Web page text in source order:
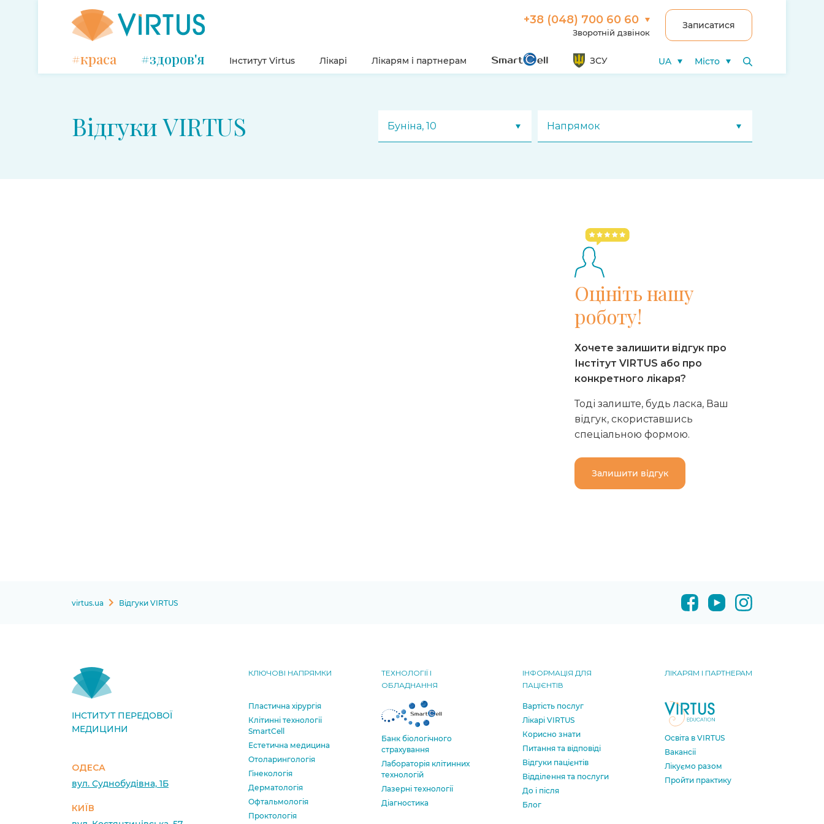
+38 (048) 700 60 60
Зворотній дзвінок
Записатися
#краса #здоров'я Інститут Virtus Лікарі Лікарям і партнерам ЗСУ UA Місто
Відгуки VIRTUS Буніна, 10 Напрямок
Оцініть нашу
роботу!
Хочете залишити відгук про
Інстітут VIRTUS або про
конкретного лікаря?
Тоді залиште, будь ласка, Ваш
відгук, скориставшись
спеціальною формою.
Залишити відгук
virtus.ua Відгуки VIRTUS
ІНСТИТУТ ПЕРЕДОВОЇ
МЕДИЦИНИ
ОДЕСА
вул. Суднобудівна, 1Б
КИЇВ
КЛЮЧОВІ НАПРЯМКИ
Пластична хірургія
Клітинні технології
SmartCell
Естетична медицина
Отоларингологія
Гінекологія
Дерматологія
Офтальмологія
Проктологія
ТЕХНОЛОГІЇ І
ОБЛАДНАННЯ
Банк бiологiчного
страхування
Лабораторія клітинних
технологій
Лазерні технології
Діагностика
ІНФОРМАЦІЯ ДЛЯ
ПАЦІЄНТІВ
Вартість послуг
Лікарі VIRTUS
Корисно знати
Питання та відповіді
Відгуки пацієнтів
Відділення та послуги
До і після
Блог
ЛІКАРЯМ І ПАРТНЕРАМ
Освіта в VIRTUS
Вакансії
Лікуємо разом
Пройти практику